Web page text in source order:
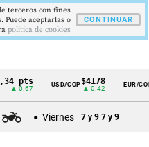
pts
▲ 0.67
USD/COP$4178
▲ 0.42
EUR/COP
Viernes 7 y 9 7 y 9
terceros con fines
Puede aceptarlas o
politica de cookies
CONTINUAR